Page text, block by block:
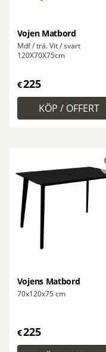
Vojen Matbord
Mdf / trä. Vit / svart
120X70X75cm
€225
Vojens Matbord
70x120x75 cm
€225